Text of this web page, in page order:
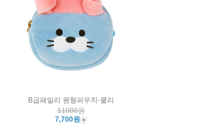
B급패밀리 원형파우치-쿨리
11000원
7,700원